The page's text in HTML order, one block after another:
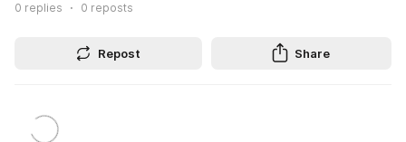
0 replies 0 reposts
Repost Share